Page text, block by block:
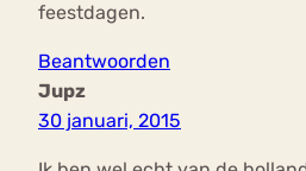
feestdagen.
Beantwoorden
Jupz
30 januari, 2015